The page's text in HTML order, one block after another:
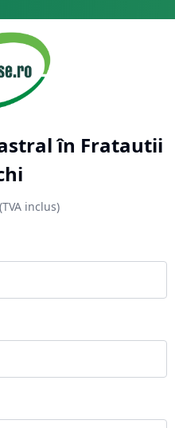
în Fratautii
(TVA inclus)